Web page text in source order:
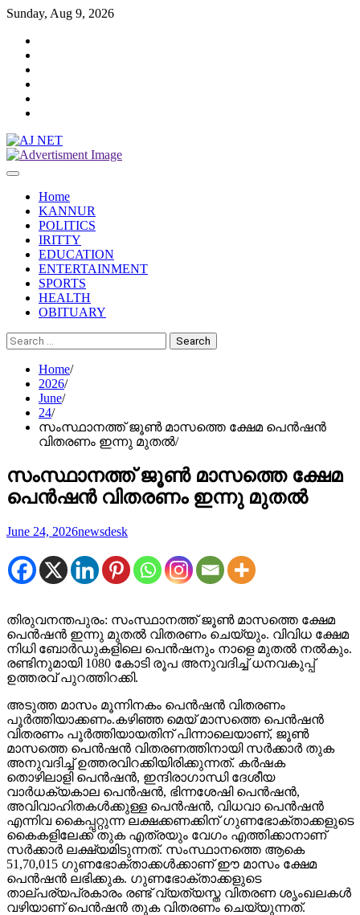
Skip
content
Sunday, Aug 9, 2026
Home
KANNUR
POLITICS
IRITTY
EDUCATION
ENTERTAINMENT
SPORTS
HEALTH
OBITUARY
Search
for:
Home
2026
June
24
സംസ്ഥാനത്ത് ജൂണ്‍ മാസത്തെ ക്ഷേമ പെന്‍ഷന്‍
വിതരണം ഇന്നു മുതൽ
സംസ്ഥാനത്ത് ജൂണ്‍ മാസത്തെ ക്ഷേമ
പെന്‍ഷന്‍ വിതരണം ഇന്നു മുതൽ
June 24, 2026newsdesk
തിരുവനന്തപുരം: സംസ്ഥാനത്ത് ജൂൺ മാസത്തെ ക്ഷേമ
പെൻഷൻ ഇന്നു മുതൽ വിതരണം ചെയ്യും. വിവിധ ക്ഷേമ
നിധി ബോർഡുകളിലെ പെൻഷനും നാളെ മുതൽ നൽകും.
രണ്ടിനുമായി 1080 കോടി രൂപ അനുവദിച്ച് ധനവകുപ്പ്
ഉത്തരവ് പുറത്തിറക്കി.
അടുത്ത മാസം മൂന്നിനകം പെന്‍ഷന്‍ വിതരണം
പൂര്‍ത്തിയാക്കണം.കഴിഞ്ഞ മെയ് മാസത്തെ പെന്‍ഷന്‍
വിതരണം പൂര്‍ത്തിയായതിന് പിന്നാലെയാണ്, ജൂണ്‍
മാസത്തെ പെന്‍ഷന്‍ വിതരണത്തിനായി സര്‍ക്കാര്‍ തുക
അനുവദിച്ച് ഉത്തരവിറക്കിയിരിക്കുന്നത്. കര്‍ഷക
തൊഴിലാളി പെന്‍ഷന്‍, ഇന്ദിരാഗാന്ധി ദേശീയ
വാര്‍ധക്യകാല പെന്‍ഷന്‍, ഭിന്നശേഷി പെന്‍ഷന്‍,
അവിവാഹിതകള്‍ക്കുള്ള പെന്‍ഷന്‍, വിധവാ പെന്‍ഷന്‍
എന്നിവ കൈപ്പറ്റുന്ന ലക്ഷക്കണക്കിന് ഗുണഭോക്താക്കളുടെ
കൈകളിലേക്ക് തുക എത്രയും വേഗം എത്തിക്കാനാണ്
സര്‍ക്കാര്‍ ലക്ഷ്യമിടുന്നത്. സംസ്ഥാനത്തെ ആകെ
51,70,015 ഗുണഭോക്താക്കള്‍ക്കാണ് ഈ മാസം ക്ഷേമ
പെന്‍ഷന്‍ ലഭിക്കുക. ഗുണഭോക്താക്കളുടെ
താല്പര്യപ്രകാരം രണ്ട് വ്യത്യസ്ത വിതരണ ശൃംഖലകള്‍
വഴിയാണ് പെന്‍ഷന്‍ തുക വിതരണം ചെയ്യുന്നത്.